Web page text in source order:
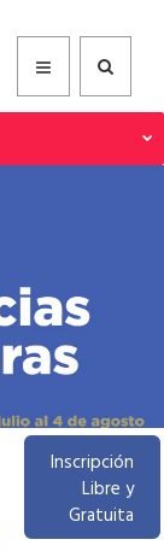
Inscripción
Libre y
Gratuita